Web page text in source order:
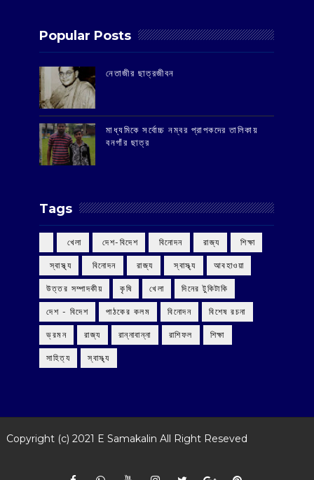
Popular Posts
‌নেতাজীর ছাত্রজীবন
মাধ্যমিকে সর্বোচ্চ নম্বর প্রাপকদের তালিকায়
বনগাঁর ছাত্র
Tags
‌ খেলা ‌ দেশ-বিদেশ ‌ বিনোদন ‌ রাজ্য ‌ শিক্ষা
‌ স্বাস্থ্য ‌ বিনোদন ‌ রাজ্য ‌ স্বাস্থ্য আবহাওয়া
উত্তর সম্পাদকীয় কৃষি খেলা দিনের টুকিটাকি
দেশ - বিদেশ পাঠকের কলম বিনোদন বিশেষ রচনা
ভ্রমন রাজ্য রান্নাবান্না রাশিফল শিক্ষা
সাহিত্য স্বাস্থ্য
Copyright (c) 2021 E Samakalin All Right Reseved